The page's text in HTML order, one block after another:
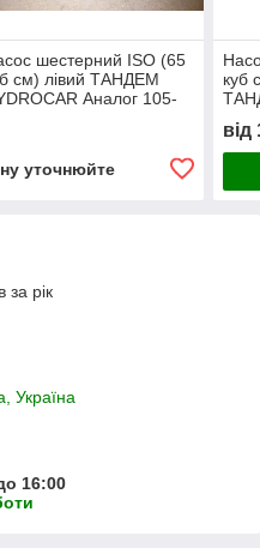
шестерний ISO (65
см) лівий ТАНДЕМ
Аналог 105-
уточнюйте
куб
від
за рік
Україна
16:00